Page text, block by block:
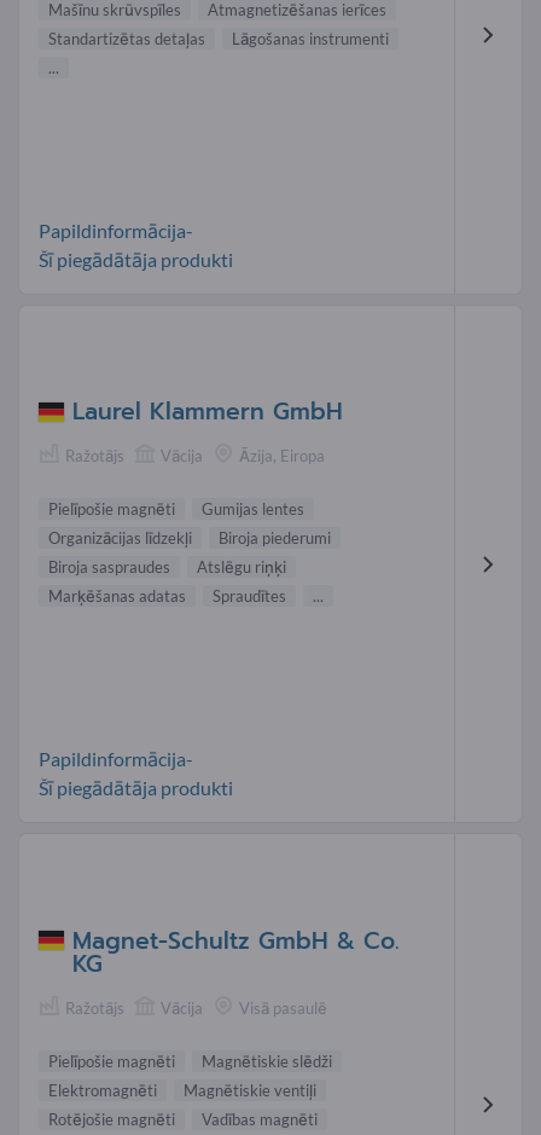
Mašīnu skrūvspīles
Atmagnetizēšanas ierīces
Standartizētas detaļas
Lāgošanas instrumenti
...
Papildinformācija-
Šī piegādātāja produkti
Laurel Klammern GmbH
Ražotājs Vācija Āzija, Eiropa
Pielīpošie magnēti
Gumijas lentes
Organizācijas līdzekļi
Biroja piederumi
Biroja saspraudes
Atslēgu riņķi
Marķēšanas adatas
Spraudītes ...
Papildinformācija-
Šī piegādātāja produkti
Magnet-Schultz GmbH & Co.
KG
Ražotājs Vācija Visā pasaulē
Pielīpošie magnēti
Magnētiskie slēdži
Elektromagnēti
Magnētiskie ventiļi
Rotējošie magnēti
Vadības magnēti